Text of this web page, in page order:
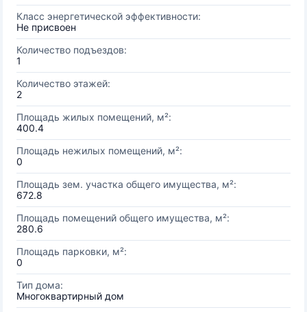
Класс энергетической эффективности:
Не присвоен
Количество подъездов:
1
Количество этажей:
2
Площадь жилых помещений, м²:
400.4
Площадь нежилых помещений, м²:
0
Площадь зем. участка общего имущества, м²:
672.8
Площадь помещений общего имущества, м²:
280.6
Площадь парковки, м²:
0
Тип дома:
Многоквартирный дом